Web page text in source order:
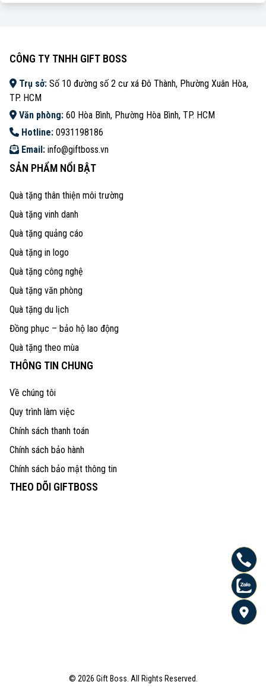
CÔNG TY TNHH GIFT BOSS
Trụ sở: Số 10 đường số 2 cư xá Đô Thành, Phường Xuân Hòa,
TP. HCM
Văn phòng: 60 Hòa Bình, Phường Hòa Bình, TP. HCM
Hotline: 0931198186
Email: info@giftboss.vn
SẢN PHẨM NỔI BẬT
Quà tặng thân thiện môi trường
Quà tặng vinh danh
Quà tặng quảng cáo
Quà tặng in logo
Quà tặng công nghệ
Quà tặng văn phòng
Quà tặng du lịch
Đồng phục – bảo hộ lao động
Quà tặng theo mùa
THÔNG TIN CHUNG
Về chúng tôi
Quy trình làm việc
Chính sách thanh toán
Chính sách bảo hành
Chính sách bảo mật thông tin
THEO DÕI GIFTBOSS
© 2026 Gift Boss. All Rights Reserved.